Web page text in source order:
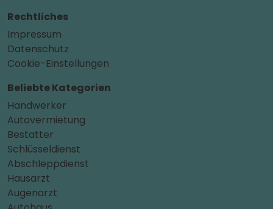
Rechtliches
Impressum
Datenschutz
Cookie-Einstellungen
Beliebte Kategorien
Handwerker
Autovermietung
Bestatter
Schlüsseldienst
Abschleppdienst
Hausarzt
Augenarzt